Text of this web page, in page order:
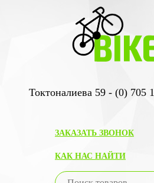
Токтоналиева 59 - (0) 705
ЗАКАЗАТЬ ЗВОНОК
КАК НАС НАЙТИ